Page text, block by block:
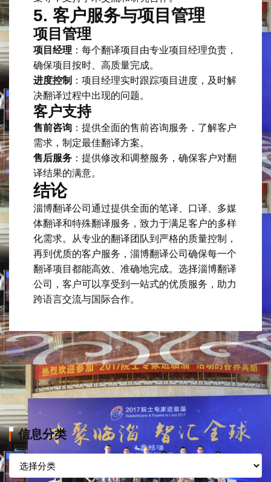
5. 客户服务与项目管理
项目管理
项目经理 ：每个翻译项目由专业项目经理负责，
确保项目按时、高质量完成。
进度控制 ：项目经理实时跟踪项目进度，及时解
决翻译过程中出现的问题。
客户支持
售前咨询 ：提供全面的售前咨询服务，了解客户
需求，制定最佳翻译方案。
售后服务 ：提供修改和调整服务，确保客户对翻
译结果的满意。
结论
淄博翻译公司通过提供全面的笔译、口译、多媒
体翻译和特殊翻译服务，致力于满足客户的多样
化需求。从专业的翻译团队到严格的质量控制，
再到优质的客户服务，淄博翻译公司确保每一个
翻译项目都能高效、准确地完成。选择淄博翻译
公司，客户可以享受到一站式的优质服务，助力
跨语言交流与国际合作。
信息分类
信
息